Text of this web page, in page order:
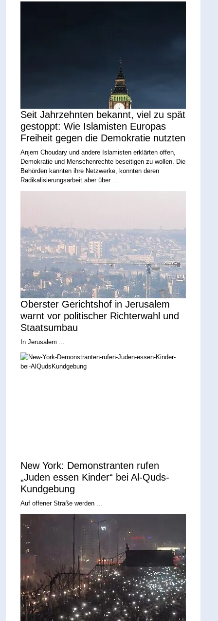
Seit Jahrzehnten bekannt, viel zu spät
gestoppt: Wie Islamisten Europas
Freiheit gegen die Demokratie nutzten
Anjem Choudary und andere Islamisten erklärten offen,
Demokratie und Menschenrechte beseitigen zu wollen. Die
Behörden kannten ihre Netzwerke, konnten deren
Radikalisierungsarbeit aber über ...
Oberster Gerichtshof in Jerusalem
warnt vor politischer Richterwahl und
Staatsumbau
In Jerusalem ...
New York: Demonstranten rufen
„Juden essen Kinder“ bei Al-Quds-
Kundgebung
Auf offener Straße werden ...